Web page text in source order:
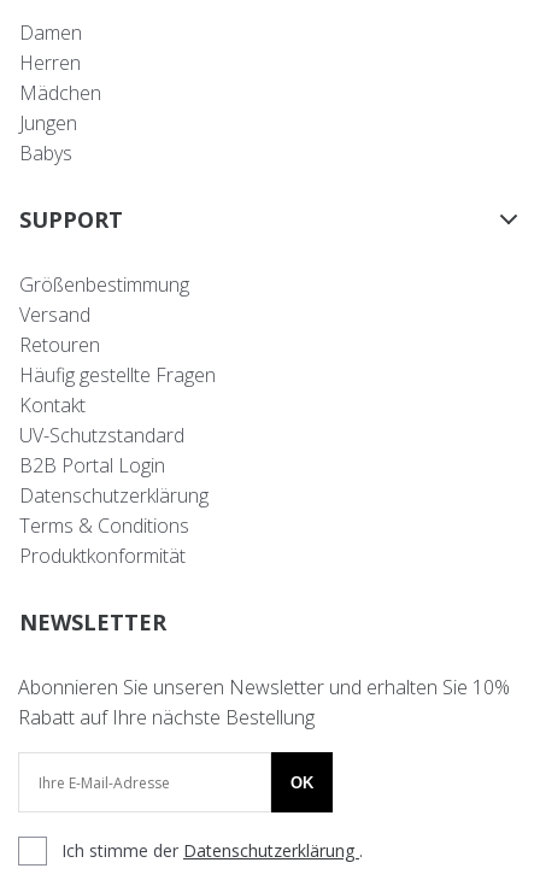
Damen
Herren
Mädchen
Jungen
Babys
SUPPORT
Größenbestimmung
Versand
Retouren
Häufig gestellte Fragen
Kontakt
UV-Schutzstandard
B2B Portal Login
Datenschutzerklärung
Terms & Conditions
Produktkonformität
NEWSLETTER
Abonnieren Sie unseren Newsletter und erhalten Sie 10%
Rabatt auf Ihre nächste Bestellung
OK
Ich stimme der Datenschutzerklärung .